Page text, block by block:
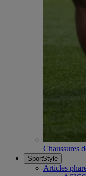
Chaussures
SportStyle
Articles